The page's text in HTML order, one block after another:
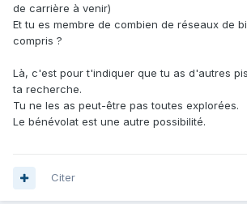
de carrière à venir)
Et tu es membre de combien de réseaux de
compris ?
Là, c'est pour t'indiquer que tu as d'autres
ta recherche.
Tu ne les as peut-être pas toutes explorées.
Le bénévolat est une autre possibilité.
Citer